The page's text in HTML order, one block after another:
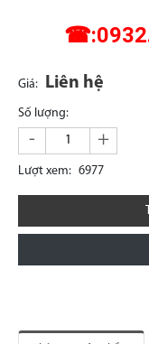
Giá: Liên hệ
Số lượng:
- +
Lượt xem: 6977